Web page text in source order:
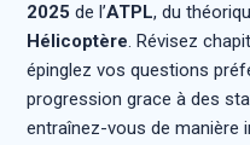
2025 de l’ATPL, du
Hélicoptère. Révisez
épinglez vos questions
progression grace à des
entraînez-vous de manière